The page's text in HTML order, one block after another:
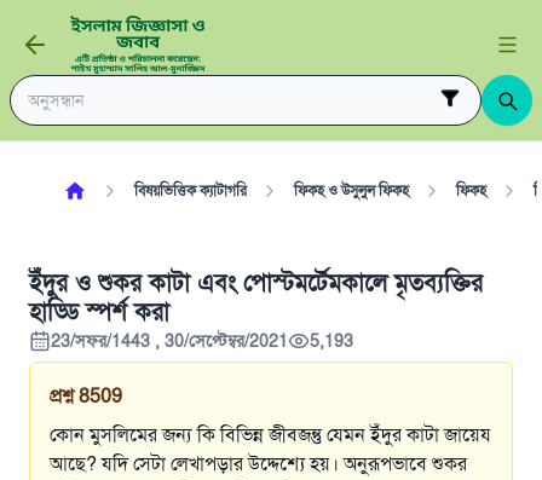
বিষয়ভিত্তিক ক্যাটাগরি ফিকহ ও উসুলুল ফিকহ ফিকহ
ইঁদুর ও শুকর কাটা এবং পোস্টমর্টেমকালে মৃতব্যক্তির
হাড্ডি স্পর্শ করা
23/সফর/1443 , 30/সেপ্টেম্বর/2021 5,193
প্রশ্ন 8509
কোন মুসলিমের জন্য কি বিভিন্ন জীবজন্তু যেমন ইঁদুর কাটা জায়েয
আছে? যদি সেটা লেখাপড়ার উদ্দেশ্যে হয়। অনুরূপভাবে শুকর